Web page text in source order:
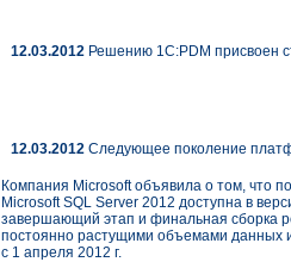
12.03.2012 Решению 1С:PDM присвоен
12.03.2012 Следующее поколение
Компания Microsoft объявила о том, что
Microsoft SQL Server 2012 доступна в
завершающий этап и финальная сборка
постоянно растущими объемами данных
с 1 апреля 2012 г.